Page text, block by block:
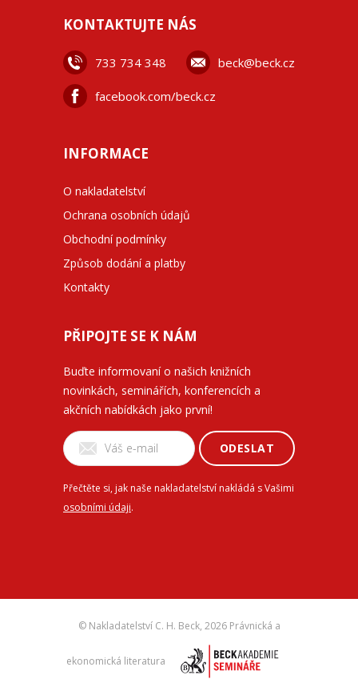
KONTAKTUJTE NÁS
733 734 348 beck@beck.cz
facebook.com/beck.cz
INFORMACE
O nakladatelství
Ochrana osobních údajů
Obchodní podmínky
Způsob dodání a platby
Kontakty
PŘIPOJTE SE K NÁM
Buďte informovaní o našich knižních
novinkách, seminářích, konferencích a
akčních nabídkách jako první!
ODESLAT
Přečtěte si, jak naše nakladatelství nakládá s Vašimi
osobními údaji.
© Nakladatelství C. H. Beck, 2026 Právnická a
ekonomická literatura